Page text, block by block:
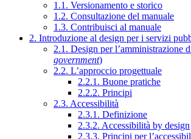
1.1. Versionamento e storico
1.2. Consultazione del manuale
1.3. Contribuisci al manuale
2. Introduzione al design per i servizi
2.1. Design per l’amministrazione
government)
2.2. L’approccio progettuale
2.2.1. Buone pratiche
2.2.2. Principi
2.3. Accessibilità
2.3.1. Definizione
2.3.2. Accessibilità by design
2.3.3. Principi per